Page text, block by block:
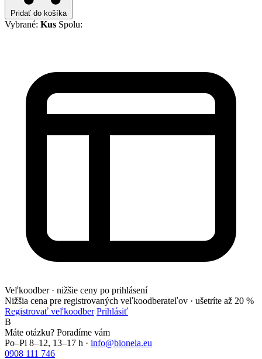
Pridať do košíka
Vybrané: Kus Spolu:
Veľkoodber · nižšie ceny po prihlásení
Nižšia cena pre registrovaných veľkoodberateľov · ušetríte až 20 %
Registrovať veľkoodber Prihlásiť
B
Máte otázku? Poradíme vám
Po–Pi 8–12, 13–17 h · info@bionela.eu
0908 111 746